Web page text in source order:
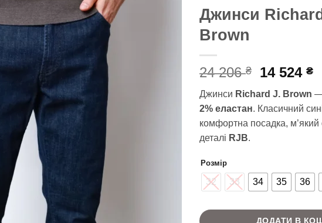
Джинси
Brown
24 206₴
24
206 ₴.
14 524₴
Джинси Richard J. Brown
2% еластан. Класичний
комфортна посадка, м’який
деталі RJB.
Розмір
32 33 34 35 36
ДОДАТИ В